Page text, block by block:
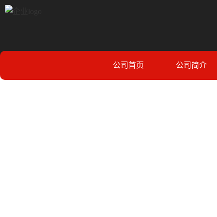
公司首页 公司简介